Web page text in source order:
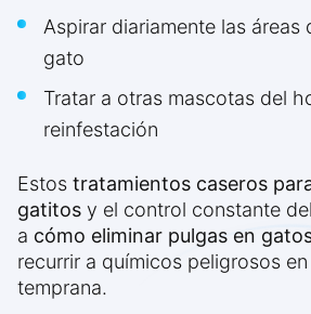
Aspirar diariamente las áreas
gato
Tratar a otras mascotas del
reinfestación
Estos tratamientos caseros
gatitos y el control constante
a cómo eliminar pulgas en
recurrir a químicos peligrosos
temprana.